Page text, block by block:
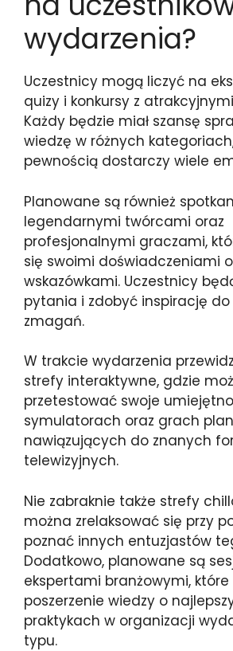
wydarzenia?
Uczestnicy mogą liczyć na
quizy i konkursy z
Każdy będzie miał szansę
wiedzę w różnych
pewnością dostarczy wiele
Planowane są również
legendarnymi twórcami oraz
profesjonalnymi graczami,
się swoimi doświadczeniami
wskazówkami. Uczestnicy
pytania i zdobyć inspirację do
zmagań.
W trakcie wydarzenia
strefy interaktywne, gdzie
przetestować swoje
symulatorach oraz grach
nawiązujących do znanych
telewizyjnych.
Nie zabraknie także strefy
można zrelaksować się przy
poznać innych entuzjastów
Dodatkowo, planowane są
ekspertami branżowymi,
poszerzenie wiedzy o
praktykach w organizacji
typu.